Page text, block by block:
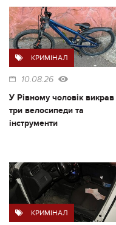
КРИМІНАЛ
10.08.26
У Рівному чоловік викрав
три велосипеди та
інструменти
КРИМІНАЛ